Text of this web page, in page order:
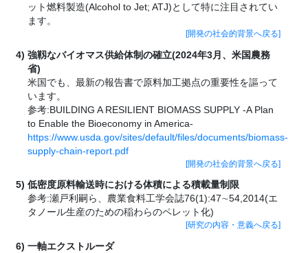
ット燃料製造(Alcohol to Jet; ATJ)として特に注目されてい
ます。
[開発の社会的背景へ戻る]
強靱なバイオマス供給体制の確立(2024年3月、米国農務
省)
米国でも、最新の報告書で原料加工拠点の重要性を謳って
います。
参考:BUILDING A RESILIENT BIOMASS SUPPLY -A Plan
to Enable the Bioeconomy in America-
https://www.usda.gov/sites/default/files/documents/biomass-
supply-chain-report.pdf
[開発の社会的背景へ戻る]
低密度原料輸送時における体積による積載量制限
参考:瀬戸利嗣ら、農業食料工学会誌76(1):47∼54,2014(エ
タノール生産のための稲わらのペレット化)
[研究の内容・意義へ戻る]
一軸エクストルーダ